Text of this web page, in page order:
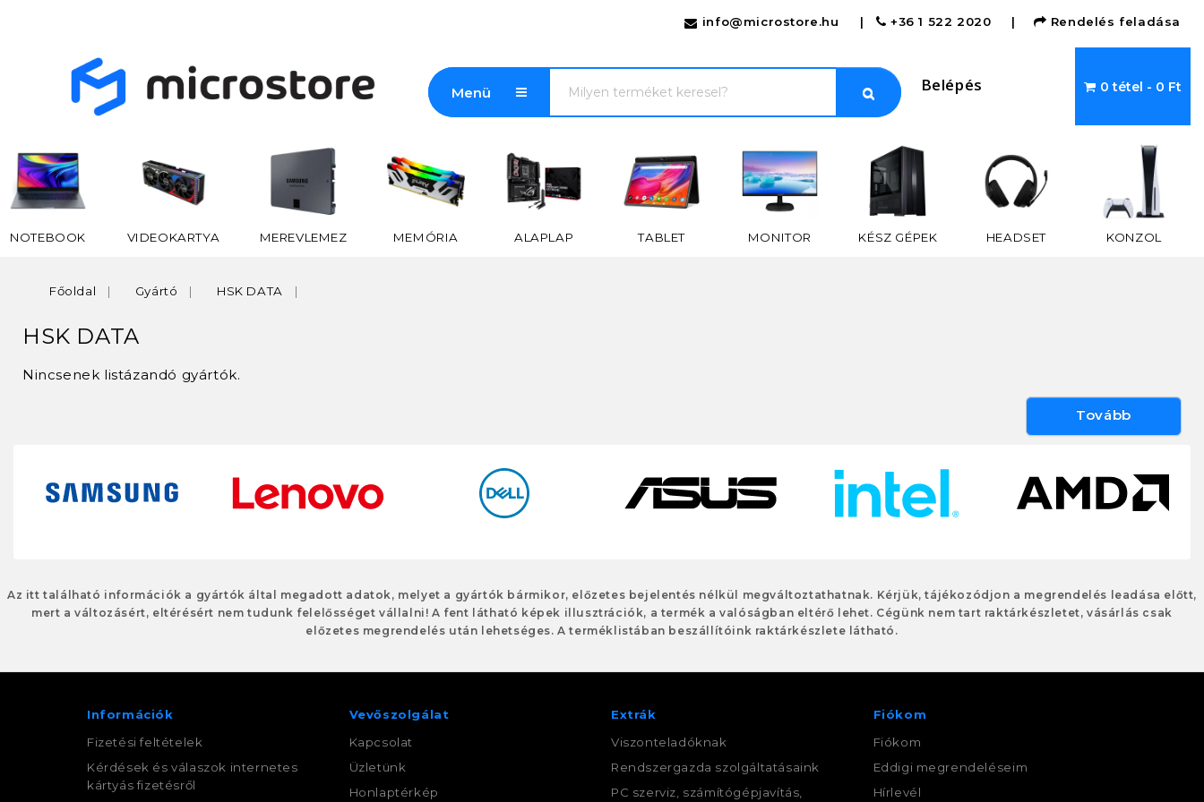
info@microstore.hu | +36 1 522 2020 | Rendelés feladása
Menü Belépés 0 tétel - 0 Ft
NOTEBOOK VIDEOKARTYA MEREVLEMEZ MEMÓRIA ALAPLAP TABLET MONITOR KÉSZ GÉPEK HEADSET KONZOL
Főoldal Gyártó HSK DATA
HSK DATA
Nincsenek listázandó gyártók.
Tovább
Az itt található információk a gyártók által megadott adatok, melyet a gyártók bármikor, előzetes bejelentés nélkül megváltoztathatnak. Kérjük, tájékozódjon a megrendelés leadása előtt,
mert a változásért, eltérésért nem tudunk felelősséget vállalni! A fent látható képek illusztrációk, a termék a valóságban eltérő lehet. Cégünk nem tart raktárkészletet, vásárlás csak
előzetes megrendelés után lehetséges. A terméklistában beszállítóink raktárkészlete látható.
Információk
Fizetési feltételek
Kérdések és válaszok internetes
kártyás fizetésről
Vevőszolgálat
Kapcsolat
Üzletünk
Honlaptérkép
Extrák
Viszonteladóknak
Rendszergazda szolgáltatásaink
PC szerviz, számítógépjavítás,
Fiókom
Fiókom
Eddigi megrendeléseim
Hírlevél